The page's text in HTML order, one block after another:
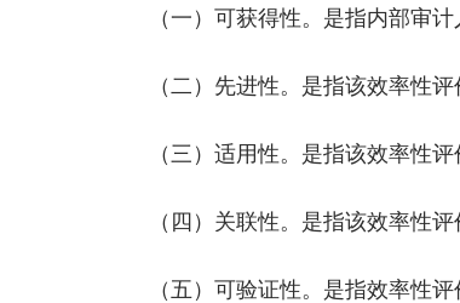
（一）可获得性。是指内部审计
（二）先进性。是指该效率性评
（三）适用性。是指该效率性评
（四）关联性。是指该效率性评
（五）可验证性。是指效率性评